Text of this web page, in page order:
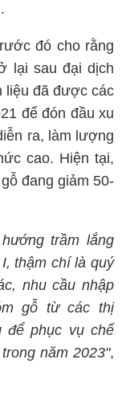
đó cho rằng
lại sau đại dịch
liệu đã được các
để đón đầu xu
ra, làm lượng
cao. Hiện tại,
đang giảm 50-
trầm lắng
thậm chí là quý
nhu cầu nhập
gỗ từ các thị
để phục vụ chế
năm 2023",